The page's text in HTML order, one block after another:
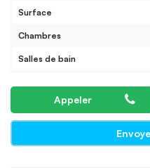
Surface
Chambres
Salles de bain
Appeler